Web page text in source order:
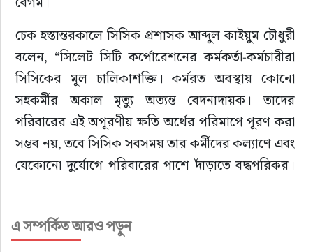
চেক হস্তান্তরকালে সিসিক প্রশাসক আব্দুল কাইয়ুম চৌধুরী
বলেন, “সিলেট সিটি কর্পোরেশনের কর্মকর্তা-কর্মচারীরা
সিসিকের মূল চালিকাশক্তি। কর্মরত অবস্থায় কোনো
সহকর্মীর অকাল মৃত্যু অত্যন্ত বেদনাদায়ক। তাদের
পরিবারের এই অপূরণীয় ক্ষতি অর্থের পরিমাপে পূরণ করা
সম্ভব নয়, তবে সিসিক সবসময় তার কর্মীদের কল্যাণে এবং
যেকোনো দুর্যোগে পরিবারের পাশে দাঁড়াতে বদ্ধপরিকর।
সিসিকের কর্মীদের আন্তরিকভাবে নগরবাসীর সেবা করার
এ সম্পর্কিত আরও পড়ুন